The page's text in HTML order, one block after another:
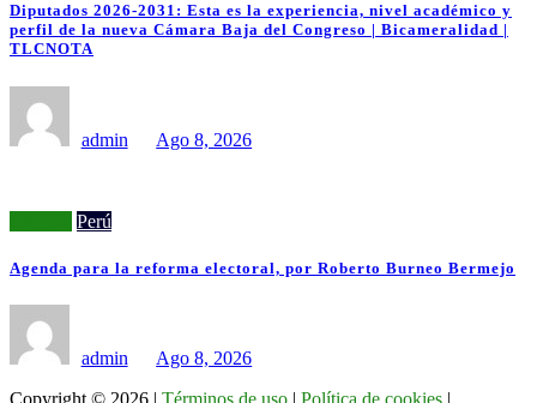
Diputados 2026-2031: Esta es la experiencia, nivel académico y
perfil de la nueva Cámara Baja del Congreso | Bicameralidad |
TLCNOTA
admin Ago 8, 2026
Perú
Agenda para la reforma electoral, por Roberto Burneo Bermejo
admin
Ago 8, 2026
Copyright © 2026 | Términos de uso | Política de cookies |